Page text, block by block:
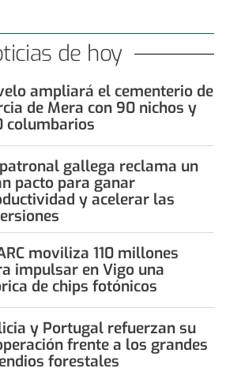
de hoy
ampliará el cementerio de
de Mera con 90 nichos y
columbarios
gallega reclama un
pacto para ganar
y acelerar las
moviliza 110 millones
impulsar en Vigo una
de chips fotónicos
y Portugal refuerzan su
frente a los grandes
forestales